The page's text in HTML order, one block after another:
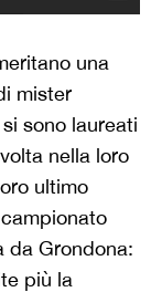
una
mister
sono laureati
nella loro
ultimo
da Grondona:
più la